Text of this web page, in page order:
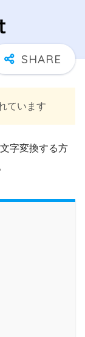
ています
字変換する方